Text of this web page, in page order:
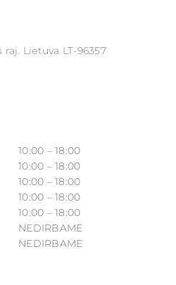
Lietuva LT-96357
10:00 – 18:00
10:00 – 18:00
10:00 – 18:00
10:00 – 18:00
10:00 – 18:00
NEDIRBAME
NEDIRBAME